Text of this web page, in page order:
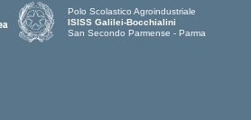
Polo Scolastico Agroindustriale
ISISS Galilei-Bocchialini
San Secondo Parmense - Parma